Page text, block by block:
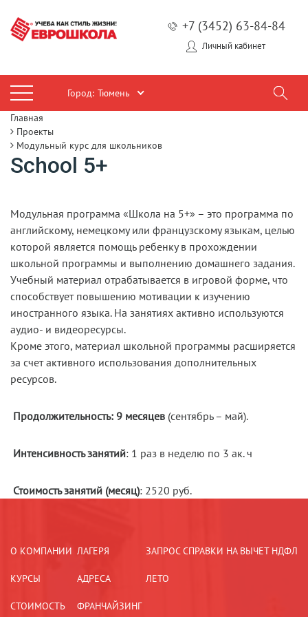
+7 (3452) 63-84-84
Личный кабинет
Город: Тюмень
Главная
Проекты
Модульный курс для школьников
School 5+
Модульная программа «Школа на 5+» – это программа по
английскому, немецкому или французскому языкам, целью
которой является помощь ребенку в прохождении
школьной программы и выполнению домашнего задания.
Учебный материал отрабатывается в игровой форме, что
способствует повышению мотивации к изучению
иностранного языка. На занятиях активно используются
аудио- и видеоресурсы.
Кроме этого, материал школьной программы расширяется
за счет активного использования дополнительных
ресурсов.
Продолжительность: 9 месяцев (сентябрь – май).
Интенсивность занятий: 1 раз в неделю по 3 ак. ч
Стоимость занятий (месяц): 2520 руб.
О КОМПАНИИ
КУРСЫ
СТОИМОСТЬ
ЛАГЕРЯ
АДРЕСА
ФРАНЧАЙЗИНГ
ЗАПРОС СПРАВКИ НА ВЫЧЕТ НДФЛ
ЛЕТО